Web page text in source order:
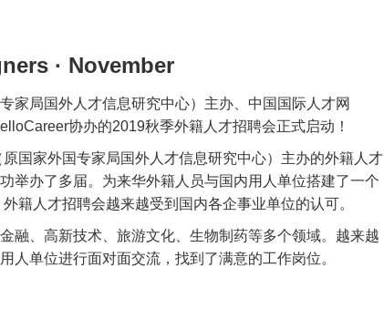
· November
家局国外人才信息研究中心）主办、中国国际人才网
协办的2019秋季外籍人才招聘会正式启动！
国家外国专家局国外人才信息研究中心）主办的外籍人才
举办了多届。为来华外籍人员与国内用人单位搭建了一个
籍人才招聘会越来越受到国内各企事业单位的认可。
融、高新技术、旅游文化、生物制药等多个领域。越来越
人单位进行面对面交流，找到了满意的工作岗位。